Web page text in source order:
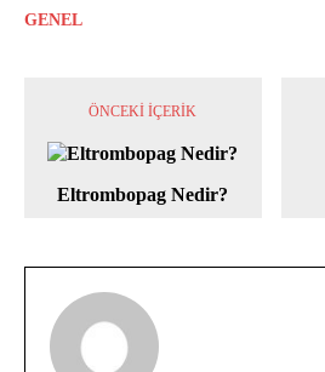
GENEL
ÖNCEKI İÇERIK
Eltrombopag Nedir?